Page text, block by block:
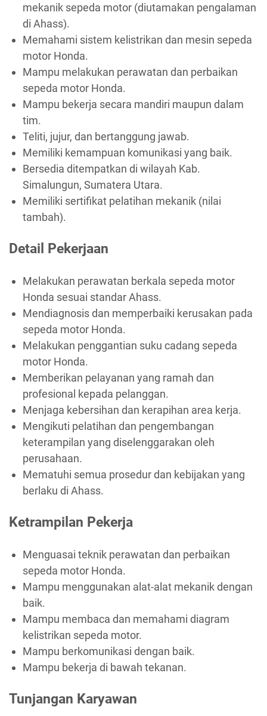
mekanik sepeda motor (diutamakan pengalaman
di Ahass).
Memahami sistem kelistrikan dan mesin sepeda
motor Honda.
Mampu melakukan perawatan dan perbaikan
sepeda motor Honda.
Mampu bekerja secara mandiri maupun dalam
tim.
Teliti, jujur, dan bertanggung jawab.
Memiliki kemampuan komunikasi yang baik.
Bersedia ditempatkan di wilayah Kab.
Simalungun, Sumatera Utara.
Memiliki sertifikat pelatihan mekanik (nilai
tambah).
Detail Pekerjaan
Melakukan perawatan berkala sepeda motor
Honda sesuai standar Ahass.
Mendiagnosis dan memperbaiki kerusakan pada
sepeda motor Honda.
Melakukan penggantian suku cadang sepeda
motor Honda.
Memberikan pelayanan yang ramah dan
profesional kepada pelanggan.
Menjaga kebersihan dan kerapihan area kerja.
Mengikuti pelatihan dan pengembangan
keterampilan yang diselenggarakan oleh
perusahaan.
Mematuhi semua prosedur dan kebijakan yang
berlaku di Ahass.
Ketrampilan Pekerja
Menguasai teknik perawatan dan perbaikan
sepeda motor Honda.
Mampu menggunakan alat-alat mekanik dengan
baik.
Mampu membaca dan memahami diagram
kelistrikan sepeda motor.
Mampu berkomunikasi dengan baik.
Mampu bekerja di bawah tekanan.
Tunjangan Karyawan